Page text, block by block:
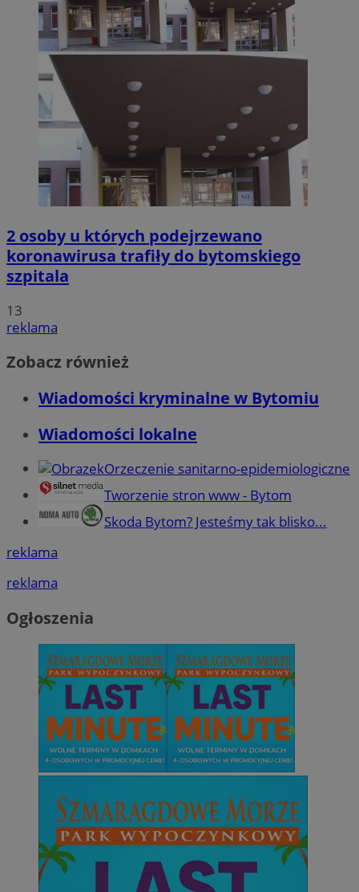
2 osoby u których podejrzewano
koronawirusa trafiły do bytomskiego
szpitala
13
reklama
Zobacz również
Wiadomości kryminalne w Bytomiu
Wiadomości lokalne
Orzeczenie sanitarno-epidemiologiczne
Tworzenie stron www - Bytom
Skoda Bytom? Jesteśmy tak blisko...
reklama
reklama
Ogłoszenia